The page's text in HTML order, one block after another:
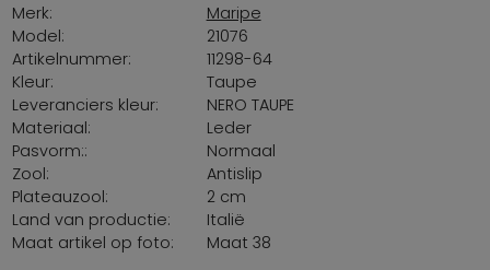
Merk:
Maripe
Model:
21076
Artikelnummer:
11298-64
Kleur:
Taupe
Leveranciers kleur:
NERO TAUPE
Materiaal:
Leder
Pasvorm::
Normaal
Zool:
Antislip
Plateauzool:
2 cm
Land van productie:
Italië
Maat artikel op foto:
Maat 38